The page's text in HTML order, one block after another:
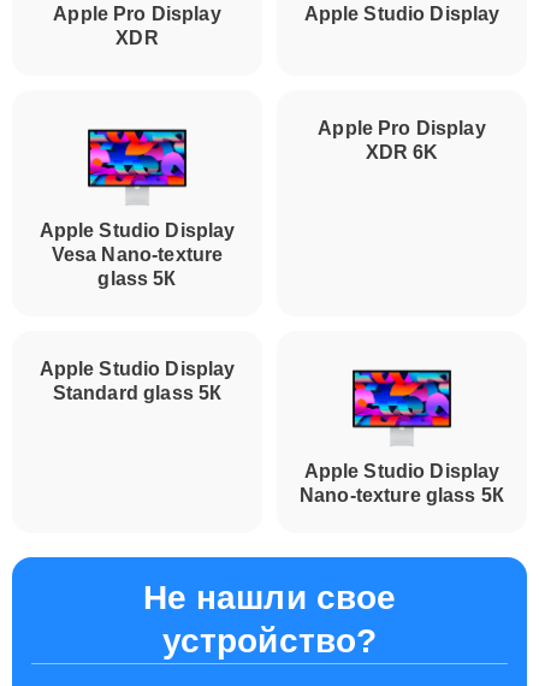
Apple Pro Display
XDR
Apple Studio Display
Apple Studio Display
Vesa Nano-texture
glass 5К
Apple Studio Display
Nano-texture glass 5К
Не нашли свое
устройство?